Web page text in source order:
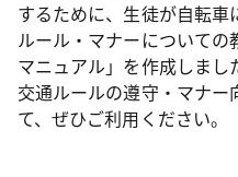
するために、生徒が自転車
ルール・マナーについて
マニュアル」を作成しまし
交通ルールの遵守・マナ
て、ぜひご利用ください。